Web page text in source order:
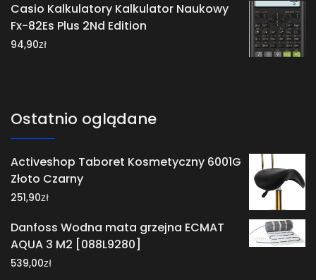
Casio Kalkulatory Kalkulator Naukowy
Fx-82Es Plus 2Nd Edition
94,90zł
Ostatnio oglądane
Activeshop Taboret Kosmetyczny 6001G
Złoto Czarny
251,90zł
Danfoss Wodna mata grzejna ECMAT
AQUA 3 M2 [088L9280]
539,00zł